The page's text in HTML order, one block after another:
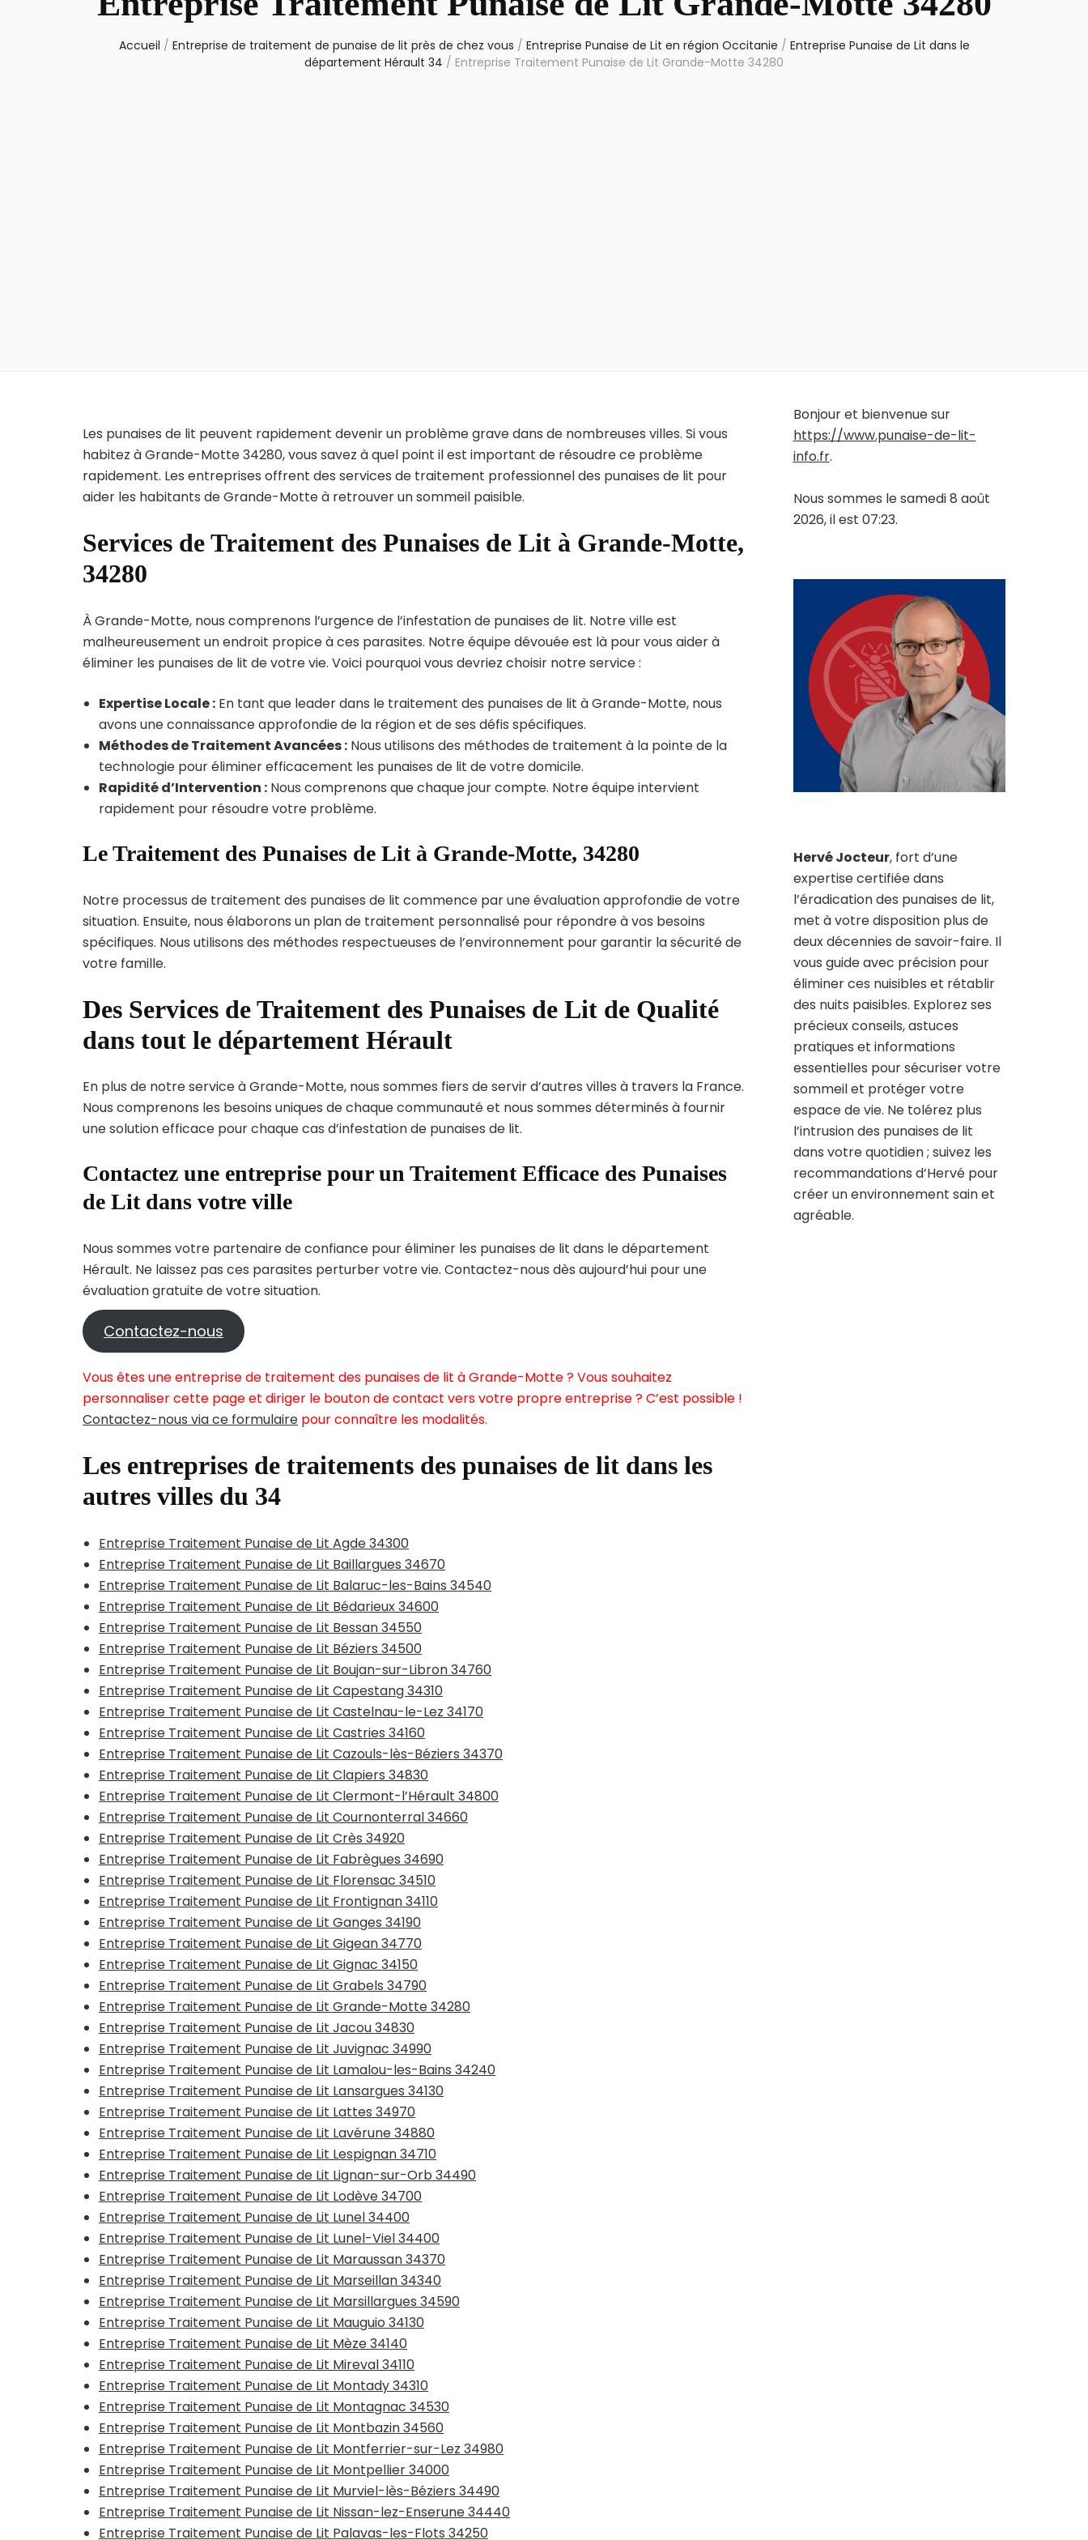
Accueil / Entreprise de traitement de punaise de lit près de chez vous / Entreprise Punaise de Lit en région Occitanie / Entreprise Punaise de Lit dans le
département Hérault 34 / Entreprise Traitement Punaise de Lit Grande-Motte 34280
Les punaises de lit peuvent rapidement devenir un problème grave dans de nombreuses villes. Si vous
habitez à Grande-Motte 34280, vous savez à quel point il est important de résoudre ce problème
rapidement. Les entreprises offrent des services de traitement professionnel des punaises de lit pour
aider les habitants de Grande-Motte à retrouver un sommeil paisible.
Services de Traitement des Punaises de Lit à Grande-Motte,
34280
À Grande-Motte, nous comprenons l’urgence de l’infestation de punaises de lit. Notre ville est
malheureusement un endroit propice à ces parasites. Notre équipe dévouée est là pour vous aider à
éliminer les punaises de lit de votre vie. Voici pourquoi vous devriez choisir notre service :
Expertise Locale : En tant que leader dans le traitement des punaises de lit à Grande-Motte, nous
avons une connaissance approfondie de la région et de ses défis spécifiques.
Méthodes de Traitement Avancées : Nous utilisons des méthodes de traitement à la pointe de la
technologie pour éliminer efficacement les punaises de lit de votre domicile.
Rapidité d’Intervention : Nous comprenons que chaque jour compte. Notre équipe intervient
rapidement pour résoudre votre problème.
Le Traitement des Punaises de Lit à Grande-Motte, 34280
Notre processus de traitement des punaises de lit commence par une évaluation approfondie de votre
situation. Ensuite, nous élaborons un plan de traitement personnalisé pour répondre à vos besoins
spécifiques. Nous utilisons des méthodes respectueuses de l’environnement pour garantir la sécurité de
votre famille.
Des Services de Traitement des Punaises de Lit de Qualité
dans tout le département Hérault
En plus de notre service à Grande-Motte, nous sommes fiers de servir d’autres villes à travers la France.
Nous comprenons les besoins uniques de chaque communauté et nous sommes déterminés à fournir
une solution efficace pour chaque cas d’infestation de punaises de lit.
Contactez une entreprise pour un Traitement Efficace des Punaises
de Lit dans votre ville
Nous sommes votre partenaire de confiance pour éliminer les punaises de lit dans le département
Hérault. Ne laissez pas ces parasites perturber votre vie. Contactez-nous dès aujourd’hui pour une
évaluation gratuite de votre situation.
Contactez-nous
Vous êtes une entreprise de traitement des punaises de lit à Grande-Motte ? Vous souhaitez
personnaliser cette page et diriger le bouton de contact vers votre propre entreprise ? C’est possible !
Contactez-nous via ce formulaire pour connaître les modalités.
Les entreprises de traitements des punaises de lit dans les
autres villes du 34
Entreprise Traitement Punaise de Lit Agde 34300
Entreprise Traitement Punaise de Lit Baillargues 34670
Entreprise Traitement Punaise de Lit Balaruc-les-Bains 34540
Entreprise Traitement Punaise de Lit Bédarieux 34600
Entreprise Traitement Punaise de Lit Bessan 34550
Entreprise Traitement Punaise de Lit Béziers 34500
Entreprise Traitement Punaise de Lit Boujan-sur-Libron 34760
Entreprise Traitement Punaise de Lit Capestang 34310
Entreprise Traitement Punaise de Lit Castelnau-le-Lez 34170
Entreprise Traitement Punaise de Lit Castries 34160
Entreprise Traitement Punaise de Lit Cazouls-lès-Béziers 34370
Entreprise Traitement Punaise de Lit Clapiers 34830
Entreprise Traitement Punaise de Lit Clermont-l’Hérault 34800
Entreprise Traitement Punaise de Lit Cournonterral 34660
Entreprise Traitement Punaise de Lit Crès 34920
Entreprise Traitement Punaise de Lit Fabrègues 34690
Entreprise Traitement Punaise de Lit Florensac 34510
Entreprise Traitement Punaise de Lit Frontignan 34110
Entreprise Traitement Punaise de Lit Ganges 34190
Entreprise Traitement Punaise de Lit Gigean 34770
Entreprise Traitement Punaise de Lit Gignac 34150
Entreprise Traitement Punaise de Lit Grabels 34790
Entreprise Traitement Punaise de Lit Grande-Motte 34280
Entreprise Traitement Punaise de Lit Jacou 34830
Entreprise Traitement Punaise de Lit Juvignac 34990
Entreprise Traitement Punaise de Lit Lamalou-les-Bains 34240
Entreprise Traitement Punaise de Lit Lansargues 34130
Entreprise Traitement Punaise de Lit Lattes 34970
Entreprise Traitement Punaise de Lit Lavérune 34880
Entreprise Traitement Punaise de Lit Lespignan 34710
Entreprise Traitement Punaise de Lit Lignan-sur-Orb 34490
Entreprise Traitement Punaise de Lit Lodève 34700
Entreprise Traitement Punaise de Lit Lunel 34400
Entreprise Traitement Punaise de Lit Lunel-Viel 34400
Entreprise Traitement Punaise de Lit Maraussan 34370
Entreprise Traitement Punaise de Lit Marseillan 34340
Entreprise Traitement Punaise de Lit Marsillargues 34590
Entreprise Traitement Punaise de Lit Mauguio 34130
Entreprise Traitement Punaise de Lit Mèze 34140
Entreprise Traitement Punaise de Lit Mireval 34110
Entreprise Traitement Punaise de Lit Montady 34310
Entreprise Traitement Punaise de Lit Montagnac 34530
Entreprise Traitement Punaise de Lit Montbazin 34560
Entreprise Traitement Punaise de Lit Montferrier-sur-Lez 34980
Entreprise Traitement Punaise de Lit Montpellier 34000
Entreprise Traitement Punaise de Lit Murviel-lès-Béziers 34490
Entreprise Traitement Punaise de Lit Nissan-lez-Enserune 34440
Entreprise Traitement Punaise de Lit Palavas-les-Flots 34250
Bonjour et bienvenue sur
https://www.punaise-de-lit-
info.fr.
Nous sommes le samedi 8 août
2026, il est 07:23.
Hervé Jocteur, fort d’une
expertise certifiée dans
l’éradication des punaises de lit,
met à votre disposition plus de
deux décennies de savoir-faire. Il
vous guide avec précision pour
éliminer ces nuisibles et rétablir
des nuits paisibles. Explorez ses
précieux conseils, astuces
pratiques et informations
essentielles pour sécuriser votre
sommeil et protéger votre
espace de vie. Ne tolérez plus
l’intrusion des punaises de lit
dans votre quotidien ; suivez les
recommandations d’Hervé pour
créer un environnement sain et
agréable.